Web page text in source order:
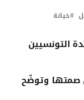
خيانة
التونسيين
صمتها وتوضّح